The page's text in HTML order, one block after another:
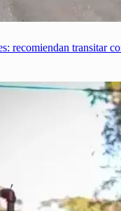
recomiendan transitar